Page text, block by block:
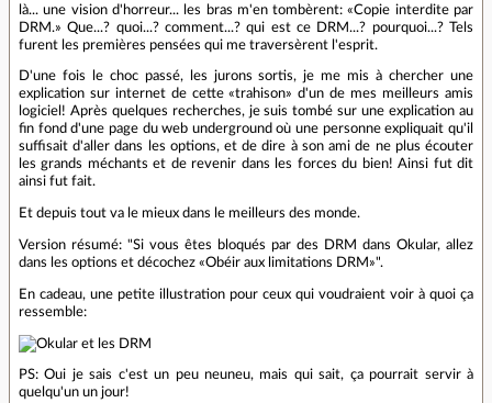
là... une vision d'horreur... les bras m'en tombèrent: «Copie interdite par
DRM.» Que...? quoi...? comment...? qui est ce DRM...? pourquoi...? Tels
furent les premières pensées qui me traversèrent l'esprit.
D'une fois le choc passé, les jurons sortis, je me mis à chercher une
explication sur internet de cette «trahison» d'un de mes meilleurs amis
logiciel! Après quelques recherches, je suis tombé sur une explication au
fin fond d'une page du web underground où une personne expliquait qu'il
suffisait d'aller dans les options, et de dire à son ami de ne plus écouter
les grands méchants et de revenir dans les forces du bien! Ainsi fut dit
ainsi fut fait.
Et depuis tout va le mieux dans le meilleurs des monde.
Version résumé: "Si vous êtes bloqués par des DRM dans Okular, allez
dans les options et décochez «Obéir aux limitations DRM»".
En cadeau, une petite illustration pour ceux qui voudraient voir à quoi ça
ressemble:
PS: Oui je sais c'est un peu neuneu, mais qui sait, ça pourrait servir à
quelqu'un un jour!